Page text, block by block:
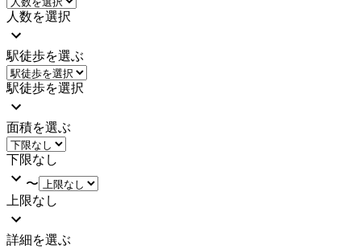
人数を選択
駅徒歩を選ぶ
駅徒歩を選択
面積を選ぶ
下限なし
〜
上限なし
詳細を選ぶ